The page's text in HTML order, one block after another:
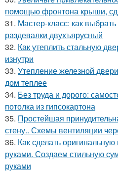
помощью фронтона крыши,
31. Мастер-класс: как
раздевалки двухъярусный
32. Как утеплить стальную
изнутри
33. Утепление железной
дом теплее
34. Без труда и дорого:
потолка из гипсокартона
35. Простейшая
стену.. Схемы вентиляции
36. Как сделать
руками. Создаем стильную
руками